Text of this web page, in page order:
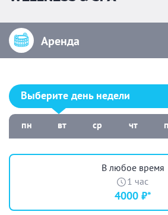
Аренда
Выберите день недели:
Выберите день недели
пн вт ср чт
В любое время
1 час
4000 ₽*